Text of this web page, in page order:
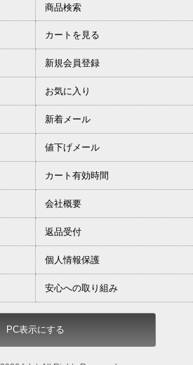
商品検索
カートを見る
新規会員登録
お気に入り
新着メール
値下げメール
カート有効時間
会社概要
返品受付
個人情報保護
安心への取り組み
PC表示にする